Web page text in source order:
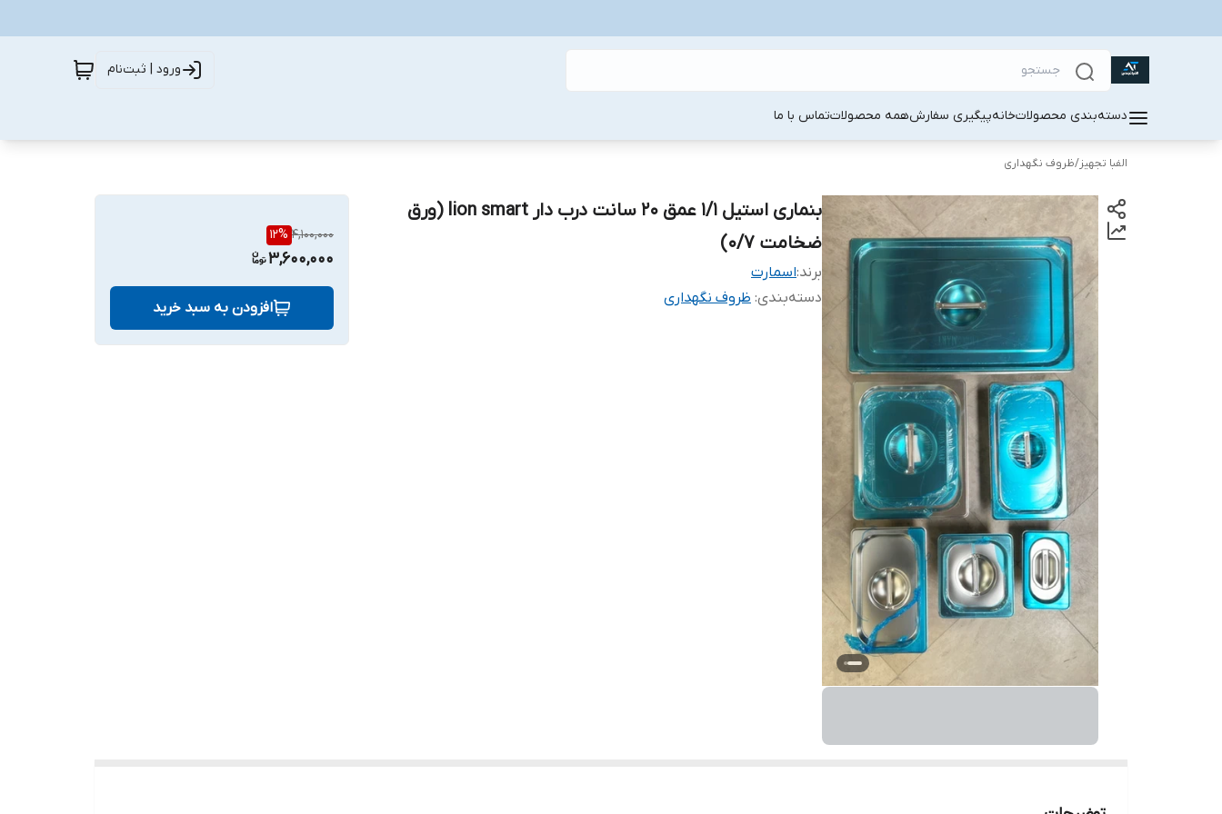
ورود | ثبت‌نام
دسته‌بندی محصولاتخانهپیگیری سفارشهمه محصولاتتماس با ما
الفبا تجهیز/ظروف نگهداری
بنماری استیل 1/1 عمق 20 سانت درب دار lion smart (ورق
ضخامت 0/7)
برند:اسمارت
دسته‌بندی: ظروف نگهداری
4,100,000
12%
3,600,000
افزودن به سبد خرید